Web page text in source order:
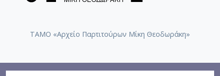
ΤΑΜΟ «Αρχείο Παρτιτούρων Μίκη Θεοδωράκη»